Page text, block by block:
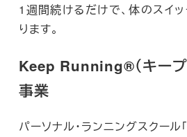
1週間続けるだけで、体のスイ
ります。
Keep Running®（キープ
事業
パーソナル・ランニングスクー